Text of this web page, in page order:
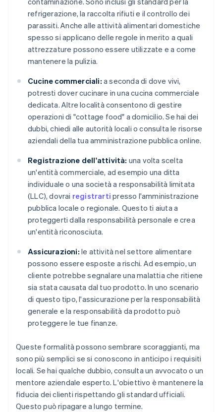
refrigerazione, la raccolta rifiuti e il controllo dei
parassiti. Anche alle attività alimentari domestiche
spesso si applicano delle regole in merito a quali
attrezzature possono essere utilizzate e a come
mantenere la pulizia.
Cucine commerciali: a seconda di dove vivi,
potresti dover cucinare in una cucina commerciale
dedicata. Altre località consentono di gestire
operazioni di "cottage food" a domicilio. Se hai dei
dubbi, chiedi alle autorità locali o consulta le risorse
aziendali della tua amministrazione pubblica online.
Registrazione dell'attività: una volta scelta
un'entità commerciale, ad esempio una ditta
individuale o una società a responsabilità limitata
(LLC), dovrai registrarti presso l'amministrazione
pubblica locale o regionale. Questo ti aiuta a
proteggerti dalla responsabilità personale e crea
un'entità riconosciuta.
Assicurazioni: le attività nel settore alimentare
possono essere esposte a rischi. Ad esempio, un
cliente potrebbe segnalare una malattia che ritiene
sia stata causata dal tuo prodotto. In uno scenario
di questo tipo, l'assicurazione per la responsabilità
generale e la responsabilità da prodotto può
proteggere le tue finanze.
Queste formalità possono sembrare scoraggianti, ma
sono più semplici se si conoscono in anticipo i requisiti
locali. Se hai qualche dubbio, consulta un avvocato o un
mentore aziendale esperto. L'obiettivo è mantenere la
fiducia dei clienti rispettando gli standard ufficiali.
Questo può ripagare a lungo termine.